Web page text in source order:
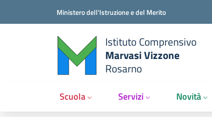
Ministero dell'Istruzione e del Merito
Istituto Comprensivo
Marvasi Vizzone
Rosarno
Scuola Servizi Novità